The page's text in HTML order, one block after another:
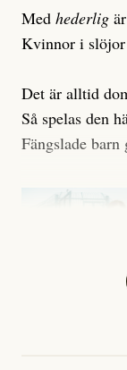
Med hederlig
Kvinnor i slöjor
Det är alltid
Så spelas den
Fängslade